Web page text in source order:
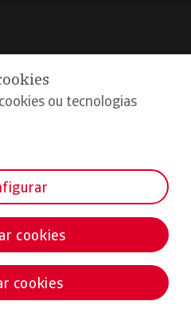
ou tecnologias
cookies
cookies